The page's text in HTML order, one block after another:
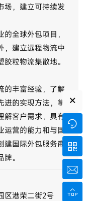
场，建立可持续发
全球外包项目，
，建立远程物流中
粒物流集散地。
的丰富经验，了解
的实现方法，掌
解客户需求，具有
运营的能力和与国
国际外包服务商
。
区港荣二街2号
×



